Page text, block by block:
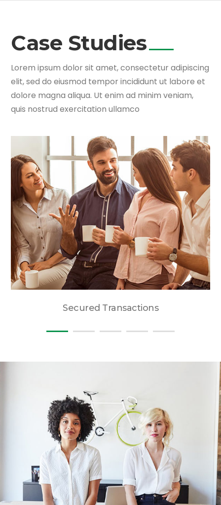
Case Studies
Lorem ipsum dolor sit amet, consectetur adipiscing
elit, sed do eiusmod tempor incididunt ut labore et
dolore magna aliqua. Ut enim ad minim veniam,
quis nostrud exercitation ullamco
Secured Transactions